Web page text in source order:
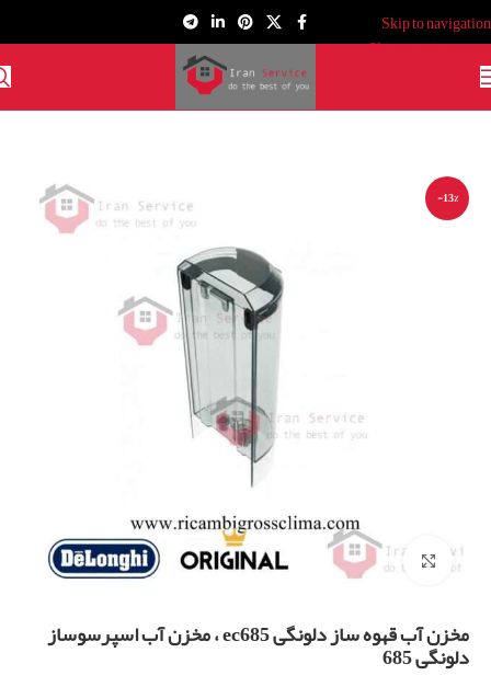
Skip to navigation
Skip to main content
-13%
برای بزرگنمایی کلیک کنید
مخزن آب قهوه ساز دلونگی ec685 ، مخزن آب اسپرسوساز
دلونگی 685